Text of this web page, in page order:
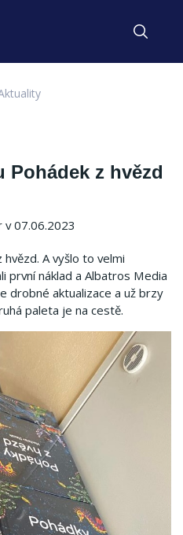
Pohádek z hvězd
v 07.06.2023
A vyšlo to velmi
první náklad a Albatros Media
drobné aktualizace a už brzy
paleta je na cestě.